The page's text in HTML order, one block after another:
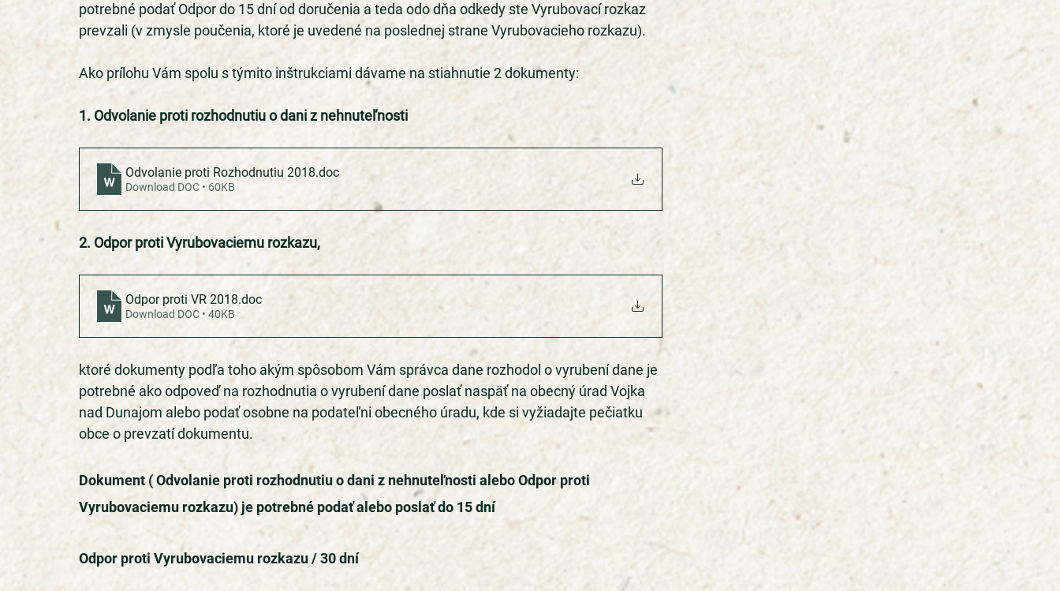
potrebné podať Odpor do 15 dní od doručenia a teda odo dňa odkedy ste Vyrubovací rozkaz
prevzali (v zmysle poučenia, ktoré je uvedené na poslednej strane Vyrubovacieho rozkazu).
Ako prílohu Vám spolu s týmito inštrukciami dávame na stiahnutie 2 dokumenty:
1. Odvolanie proti rozhodnutiu o dani z nehnuteľnosti
Odvolanie proti Rozhodnutiu 2018.doc
Download DOC • 60KB
2. Odpor proti Vyrubovaciemu rozkazu,
Odpor proti VR 2018.doc
Download DOC • 40KB
ktoré dokumenty podľa toho akým spôsobom Vám správca dane rozhodol o vyrubení dane je
potrebné ako odpoveď na rozhodnutia o vyrubení dane poslať naspäť na obecný úrad Vojka
nad Dunajom alebo podať osobne na podateľni obecného úradu, kde si vyžiadajte pečiatku
obce o prevzatí dokumentu.
Dokument ( Odvolanie proti rozhodnutiu o dani z nehnuteľnosti alebo Odpor proti
Vyrubovaciemu rozkazu) je potrebné podať alebo poslať do 15 dní
Odpor proti Vyrubovaciemu rozkazu / 30 dní